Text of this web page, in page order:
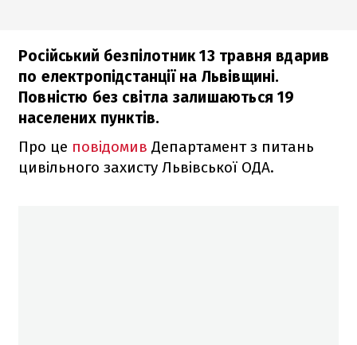
Російський безпілотник 13 травня вдарив
по електропідстанції на Львівщині.
Повністю без світла залишаються 19
населених пунктів.
Про це повідомив Департамент з питань
цивільного захисту Львівської ОДА.